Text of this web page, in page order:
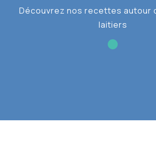
Découvrez nos recettes autour
laitiers